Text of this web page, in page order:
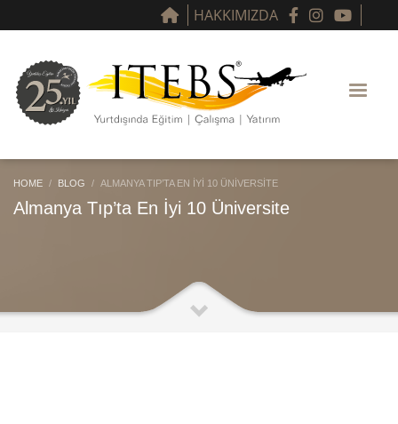
HAKKIMIZDA
HOME BLOG ALMANYA TIP’TA EN İYI 10 ÜNIVERSITE
Almanya Tıp’ta En İyi 10 Üniversite